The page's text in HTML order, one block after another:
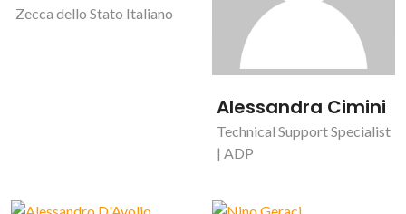
Zecca dello Stato Italiano
Alessandra Cimini
Technical Support Specialist
| ADP